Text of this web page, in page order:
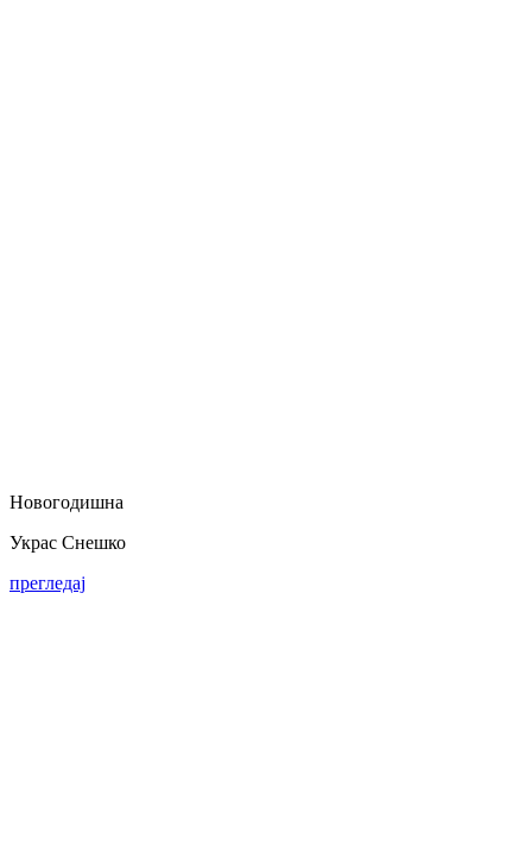
Новогодишна
Украс Снешко
прегледај